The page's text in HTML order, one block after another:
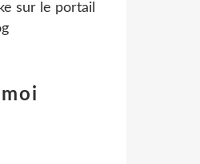
sur le portail